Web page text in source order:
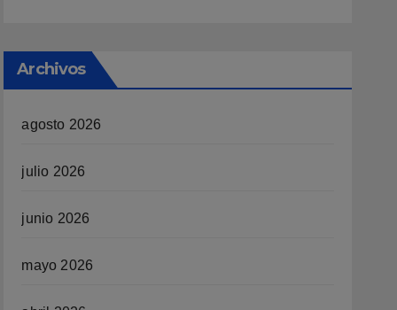
Archivos
agosto 2026
julio 2026
junio 2026
mayo 2026